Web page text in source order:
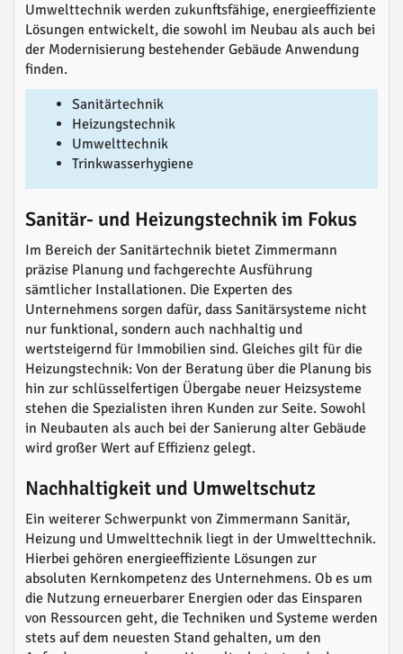
Umwelttechnik werden zukunftsfähige, energieeffiziente
Lösungen entwickelt, die sowohl im Neubau als auch bei
der Modernisierung bestehender Gebäude Anwendung
finden.
Sanitärtechnik
Heizungstechnik
Umwelttechnik
Trinkwasserhygiene
Sanitär- und Heizungstechnik im Fokus
Im Bereich der Sanitärtechnik bietet Zimmermann
präzise Planung und fachgerechte Ausführung
sämtlicher Installationen. Die Experten des
Unternehmens sorgen dafür, dass Sanitärsysteme nicht
nur funktional, sondern auch nachhaltig und
wertsteigernd für Immobilien sind. Gleiches gilt für die
Heizungstechnik: Von der Beratung über die Planung bis
hin zur schlüsselfertigen Übergabe neuer Heizsysteme
stehen die Spezialisten ihren Kunden zur Seite. Sowohl
in Neubauten als auch bei der Sanierung alter Gebäude
wird großer Wert auf Effizienz gelegt.
Nachhaltigkeit und Umweltschutz
Ein weiterer Schwerpunkt von Zimmermann Sanitär,
Heizung und Umwelttechnik liegt in der Umwelttechnik.
Hierbei gehören energieeffiziente Lösungen zur
absoluten Kernkompetenz des Unternehmens. Ob es um
die Nutzung erneuerbarer Energien oder das Einsparen
von Ressourcen geht, die Techniken und Systeme werden
stets auf dem neuesten Stand gehalten, um den